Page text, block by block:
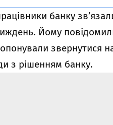
банку
Йому
звернутися
з рішенням банку.